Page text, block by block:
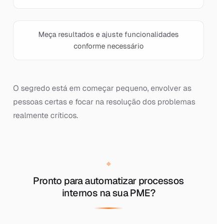
Meça resultados e ajuste funcionalidades
conforme necessário
O segredo está em começar pequeno, envolver as
pessoas certas e focar na resolução dos problemas
realmente críticos.
Pronto para automatizar processos
internos na sua PME?